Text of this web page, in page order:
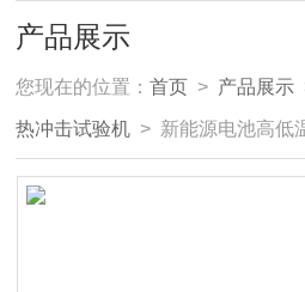
产品展示
您现在的位置：首页 > 产品展示
热冲击试验机 > 新能源电池高低